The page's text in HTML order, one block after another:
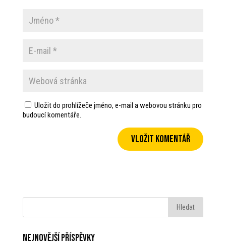
Uložit do prohlížeče jméno, e-mail a webovou stránku pro
budoucí komentáře.
Nejnovější příspěvky